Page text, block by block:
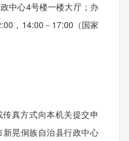
中心4号楼一楼大厅；办
，14:00－17:00（国家
真方式向本机关提交申
晃侗族自治县行政中心